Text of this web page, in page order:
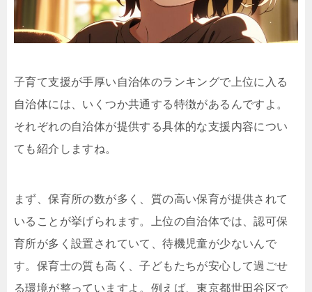
子育て支援が手厚い自治体のランキングで上位に入る
自治体には、いくつか共通する特徴があるんですよ。
それぞれの自治体が提供する具体的な支援内容につい
ても紹介しますね。
まず、保育所の数が多く、質の高い保育が提供されて
いることが挙げられます。上位の自治体では、認可保
育所が多く設置されていて、待機児童が少ないんで
す。保育士の質も高く、子どもたちが安心して過ごせ
る環境が整っていますよ。例えば、東京都世田谷区で